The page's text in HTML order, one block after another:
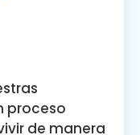
proceso
de manera